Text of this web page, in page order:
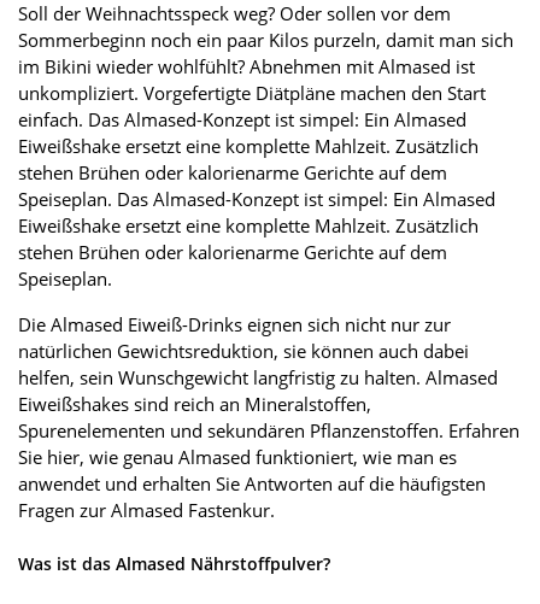
Soll der Weihnachtsspeck weg? Oder sollen vor dem
Sommerbeginn noch ein paar Kilos purzeln, damit man sich
im Bikini wieder wohlfühlt? Abnehmen mit Almased ist
unkompliziert. Vorgefertigte Diätpläne machen den Start
einfach. Das Almased-Konzept ist simpel: Ein Almased
Eiweißshake ersetzt eine komplette Mahlzeit. Zusätzlich
stehen Brühen oder kalorienarme Gerichte auf dem
Speiseplan. Das Almased-Konzept ist simpel: Ein Almased
Eiweißshake ersetzt eine komplette Mahlzeit. Zusätzlich
stehen Brühen oder kalorienarme Gerichte auf dem
Speiseplan.
Die Almased Eiweiß-Drinks eignen sich nicht nur zur
natürlichen Gewichtsreduktion, sie können auch dabei
helfen, sein Wunschgewicht langfristig zu halten. Almased
Eiweißshakes sind reich an Mineralstoffen,
Spurenelementen und sekundären Pflanzenstoffen. Erfahren
Sie hier, wie genau Almased funktioniert, wie man es
anwendet und erhalten Sie Antworten auf die häufigsten
Fragen zur Almased Fastenkur.
Was ist das Almased Nährstoffpulver?